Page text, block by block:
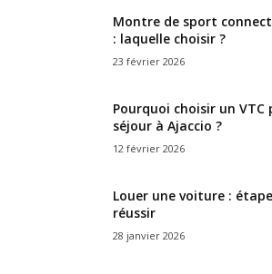
Montre de sport
: laquelle choisir ?
23 février 2026
Pourquoi choisir un
séjour à Ajaccio ?
12 février 2026
Louer une voiture :
réussir
28 janvier 2026